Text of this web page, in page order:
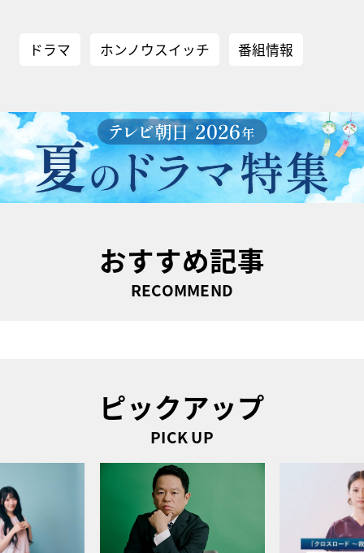
ドラマ ホンノウスイッチ 番組情報
おすすめ記事
RECOMMEND
ピックアップ
PICK UP